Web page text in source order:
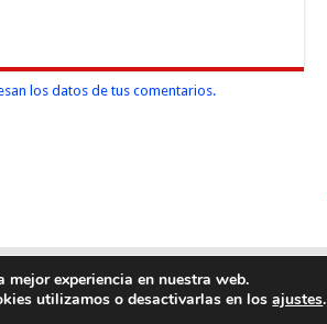
los datos de tus comentarios.
experiencia en nuestra web.
utilizamos o desactivarlas en losajustes.